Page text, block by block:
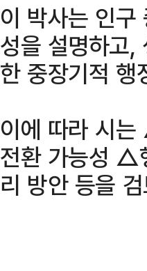
이 박사는 인구
성을 설명하고,
한 중장기적 행
이에 따라 시
전환 가능성 △
리 방안 등을